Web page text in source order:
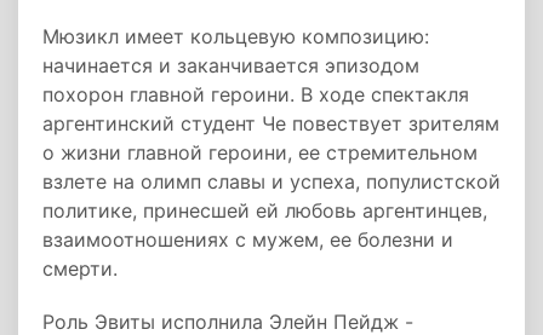
Мюзикл имеет кольцевую композицию:
начинается и заканчивается эпизодом
похорон главной героини. В ходе спектакля
аргентинский студент Че повествует зрителям
о жизни главной героини, ее стремительном
взлете на олимп славы и успеха, популистской
политике, принесшей ей любовь аргентинцев,
взаимоотношениях с мужем, ее болезни и
смерти.
Роль Эвиты исполнила Элейн Пейдж -